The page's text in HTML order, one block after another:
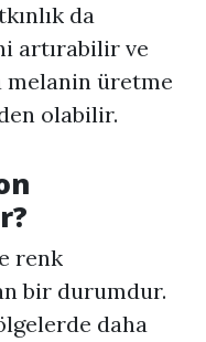
da
artırabilir ve
melanin üretme
olabilir.
renk
bir durumdur.
daha